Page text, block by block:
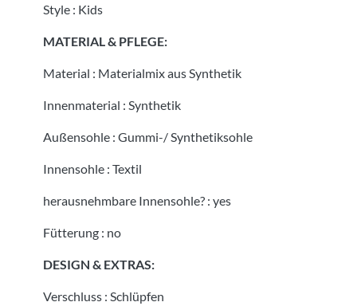
Style : Kids
MATERIAL & PFLEGE:
Material : Materialmix aus Synthetik
Innenmaterial : Synthetik
Außensohle : Gummi-/ Synthetiksohle
Innensohle : Textil
herausnehmbare Innensohle? : yes
Fütterung : no
DESIGN & EXTRAS:
Verschluss : Schlüpfen